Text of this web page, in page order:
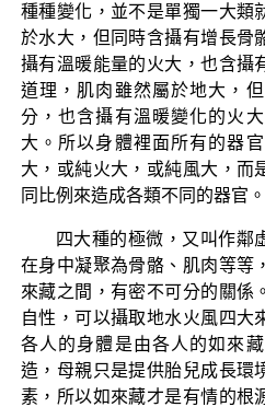
種種變化，並不是單獨一大類
於水大，但同時含攝有增長骨
攝有溫暖能量的火大，也含攝
道理，肌肉雖然屬於地大，
分，也含攝有溫暖變化的火
大。所以身體裡面所有的器
大，或純火大，或純風大，而
同比例來造成各類不同的器官。
四大種的極微，又叫作鄰
在身中凝聚為骨骼、肌肉等等
來藏之間，有密不可分的關係
自性，可以攝取地水火風四大
各人的身體是由各人的如來
造，母親只是提供胎兒成長環
素，所以如來藏才是有情的根